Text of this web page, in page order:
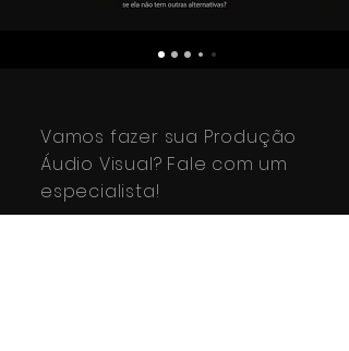
Vamos fazer sua Produção
Áudio Visual? Fale com um
especialista!
Nós ligamos pra